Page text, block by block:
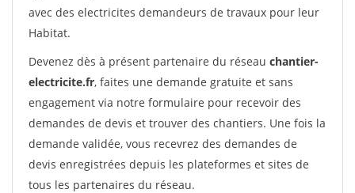
avec des electricites demandeurs de travaux pour leur
Habitat.
Devenez dès à présent partenaire du réseau chantier-
electricite.fr, faites une demande gratuite et sans
engagement via notre formulaire pour recevoir des
demandes de devis et trouver des chantiers. Une fois la
demande validée, vous recevrez des demandes de
devis enregistrées depuis les plateformes et sites de
tous les partenaires du réseau.